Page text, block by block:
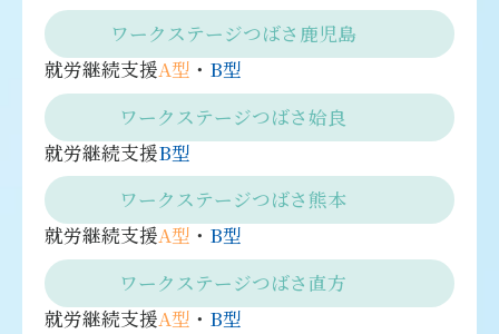
ワークステージつばさ鹿児島
就労継続支援A型 ・ B型
ワークステージつばさ姶良
就労継続支援B型
ワークステージつばさ熊本
就労継続支援A型 ・ B型
ワークステージつばさ直方
就労継続支援A型 ・ B型